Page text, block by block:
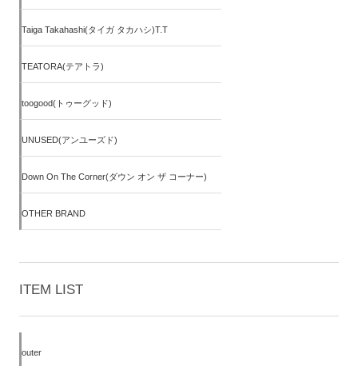
Taiga Takahashi(タイガ タカハシ)T.T
TEATORA(テアトラ)
toogood(トゥーグッド)
UNUSED(アンユーズド)
Down On The Corner(ダウン オン ザ コーナー)
OTHER BRAND
ITEM LIST
outer